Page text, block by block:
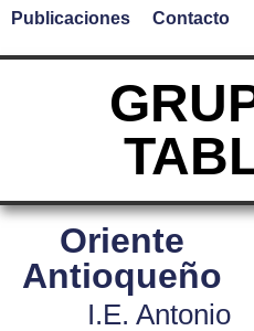
Publicaciones
Contacto
Oriente
Antioqueño
I.E. Antonio